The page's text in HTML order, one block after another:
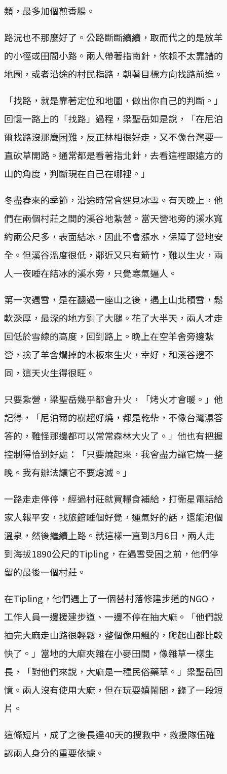
類，最多加個煎香腸。
路況也不那麼好了。公路斷斷續續，取而代之的是放羊
的小徑或田間小路。兩人帶著指南針，依賴不太靠譜的
地圖，或者沿途的村民指路，朝著目標方向找路前進。
「找路，就是靠著定位和地圖，做出你自己的判斷。」
回憶一路上的「找路」過程，梁聖岳如是說，「在尼泊
爾找路沒那麼困難，反正林相很好走，又不像台灣要一
直砍草開路。通常都是看著指北針，去看這裡跟遠方的
山的角度，判斷現在自己在哪裡。」
冬盡春來的季節，沿途時常會遇見冰雪。有天晚上，他
們在兩個村莊之間的溪谷地紮營。當天營地旁的溪水寬
約兩公尺多，表面結冰，因此不會漲水，保障了營地安
全。但溪谷溫度很低，鄰近又只有箭竹，難以生火，兩
人一夜睡在結冰的溪水旁，只覺寒氣逼人。
第一次遇雪，是在翻過一座山之後，遇上山北積雪，鬆
軟深厚，最深的地方到了大腿。花了大半天，兩人才走
回低於雪線的高度，回到路上。晚上在空羊舍旁邊紮
營，撿了羊舍爛掉的木板來生火，幸好，和溪谷邊不
同，這天火生得很旺。
只要紮營，梁聖岳幾乎都會升火，「烤火才會暖。」他
記得，「尼泊爾的樹超好燒，都是乾柴，不像台灣濕答
答的，難怪那邊都可以常常森林大火了。」他也有把握
控制得恰到好處：「只要燒起來，我會盡力讓它燒一整
晚。我有辦法讓它不要熄滅。」
一路走走停停，經過村莊就買糧食補給，打衛星電話給
家人報平安，找旅館睡個好覺，運氣好的話，還能泡個
溫泉，然後繼續上路。就這樣一直到3月6日，兩人走
到海拔1890公尺的Tipling，在遇雪受困之前，他們停
留的最後一個村莊。
在Tipling，他們遇上了一個替村落修建步道的NGO，
工作人員一邊援建步道、一邊不停在抽大麻。「他們說
抽完大麻走山路很輕鬆，整個像用飄的，爬起山都比較
快了。」當地的大麻夾雜在小麥田間，像雜草一樣生
長，「對他們來說，大麻是一種民俗藥草。」梁聖岳回
憶。兩人沒有使用大麻，但在玩耍嬉鬧間，錄了一段短
片。
這條短片，成了之後長達40天的搜救中，救援隊伍確
認兩人身分的重要依據。